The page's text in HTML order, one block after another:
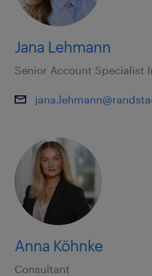
Jana Lehmann
Senior Account Specialist
Anna Köhnke
Consultant